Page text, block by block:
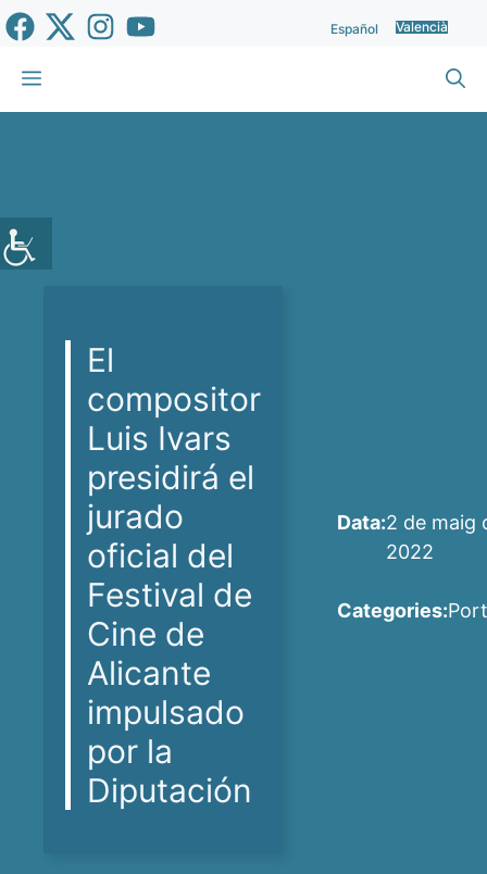
Vés
al
contingut
Español Valencià
Menu
El
compositor
Luis Ivars
presidirá el
jurado
oficial del
Festival de
Cine de
Alicante
impulsado
por la
Diputación
Data:2 de maig
2022
Categories: